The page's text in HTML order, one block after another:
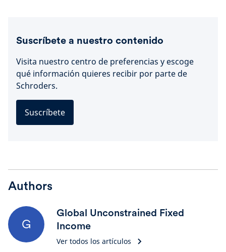
Suscríbete a nuestro contenido
Visita nuestro centro de preferencias y escoge
qué información quieres recibir por parte de
Schroders.
Suscríbete
Authors
G
Global Unconstrained Fixed
Income
Ver todos los artículos